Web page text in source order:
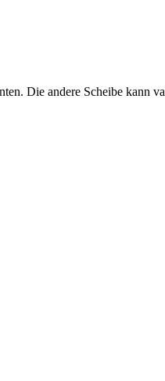
Die andere Scheibe kann